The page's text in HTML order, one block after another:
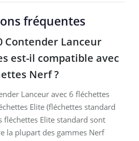
fréquentes
Contender Lanceur
est-il compatible avec
Nerf ?
Lanceur avec 6 fléchettes
Elite (fléchettes standard
fléchettes Elite standard sont
la plupart des gammes Nerf